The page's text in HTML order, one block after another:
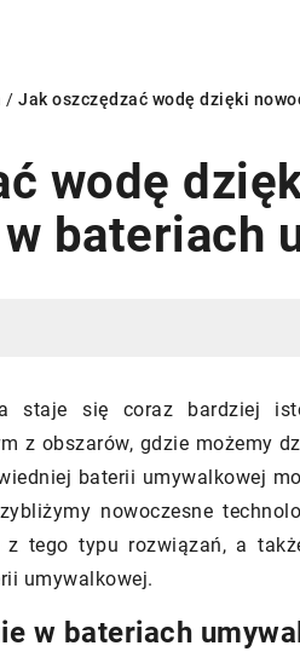
/ Jak oszczędzać wodę dzięki
wodę
bateriach
staje się coraz bardziej
z obszarów, gdzie możemy
baterii umywalkowej
nowoczesne
z tego typu rozwiązań, a
umywalkowej.
w bateriach
INSTALACJE
najnowsze trendy w
grzejników
grzejników